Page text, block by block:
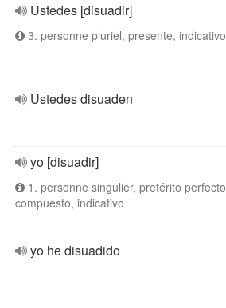
Ustedes [disuadir]
3. personne pluriel, presente, indicativo
Ustedes disuaden
yo [disuadir]
1. personne singulier, pretérito perfecto
compuesto, indicativo
yo he disuadido